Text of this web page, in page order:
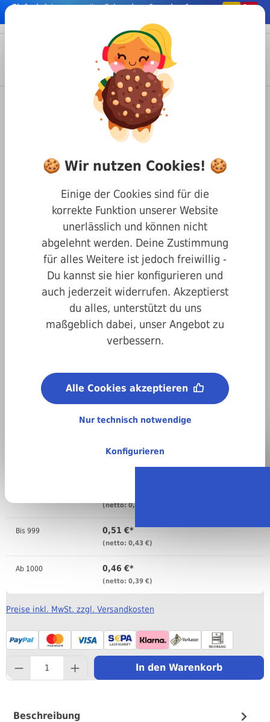
springen
Einfach& bequem onlineSchrauben & co. kaufen
Anmelden
Befestigungstechnik Nägel & Stifte
DIN 1 A2 1 x 12 Kegelstift
Material:
A2 Edelstahl
4-6 Arbeitstage
Preis pro VPE ( )
(netto: 0,50 €)
Bis 999 0,51 €*
(netto: 0,43 €)
Ab 1000 0,46 €*
(netto: 0,39 €)
Preise inkl. MwSt. zzgl. Versandkosten
In den Warenkorb
Beschreibung
🍪 Wir nutzen Cookies! 🍪
Einige der Cookies sind für die
korrekte Funktion unserer Website
unerlässlich und können nicht
abgelehnt werden. Deine Zustimmung
für alles Weitere ist jedoch freiwillig -
Du kannst sie hier konfigurieren und
auch jederzeit widerrufen. Akzeptierst
du alles, unterstützt du uns
maßgeblich dabei, unser Angebot zu
verbessern.
Alle Cookies akzeptieren
Nur technisch notwendige
Konfigurieren